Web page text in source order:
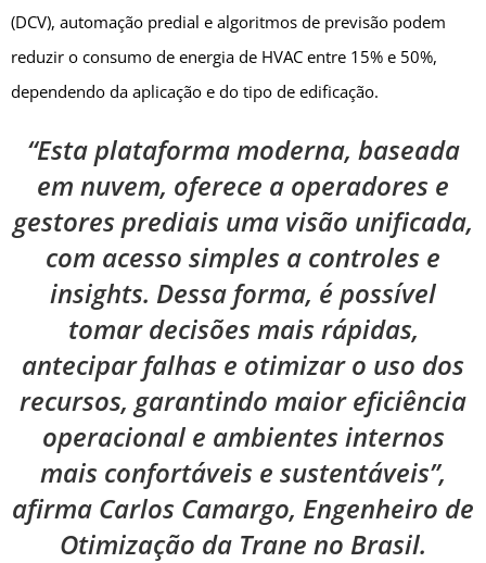
(DCV), automação predial e algoritmos de previsão podem
reduzir o consumo de energia de HVAC entre 15% e 50%,
dependendo da aplicação e do tipo de edificação.
“Esta plataforma moderna, baseada
em nuvem, oferece a operadores e
gestores prediais uma visão unificada,
com acesso simples a controles e
insights. Dessa forma, é possível
tomar decisões mais rápidas,
antecipar falhas e otimizar o uso dos
recursos, garantindo maior eficiência
operacional e ambientes internos
mais confortáveis e sustentáveis”,
afirma Carlos Camargo, Engenheiro de
Otimização da Trane no Brasil.